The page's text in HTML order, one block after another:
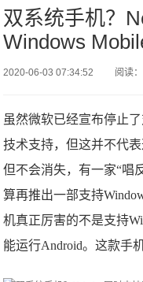
双系统手机？
Windows
2020-06-03 07:34:52 阅读
虽然微软已经宣布停止
技术支持，但这并不代
但不会消失，有一家“唱
算再推出一部支持
机真正厉害的不是支持
能运行Android。这款手